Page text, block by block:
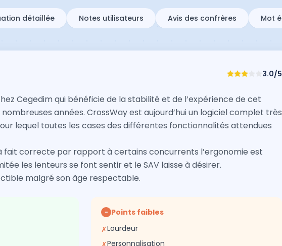
détaillée Notes utilisateurs Avis des confrères Mot
3.0/5
Cegedim qui bénéficie de la stabilité et de l’expérience de cet
années. CrossWay est aujourd’hui un logiciel complet très
lequel toutes les cases des différentes fonctionnalités attendues
fait correcte par rapport à certains concurrents l’ergonomie est
les lenteurs se font sentir et le SAV laisse à désirer.
malgré son âge respectable.
− Points faibles
✗Lourdeur
Personnalisation